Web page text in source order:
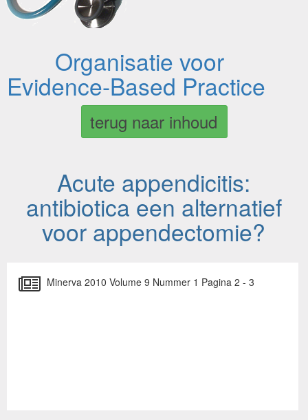
Organisatie voor
Evidence-Based Practice
terug naar inhoud
Acute appendicitis:
antibiotica een alternatief
voor appendectomie?
Minerva 2010 Volume 9 Nummer 1 Pagina 2 - 3